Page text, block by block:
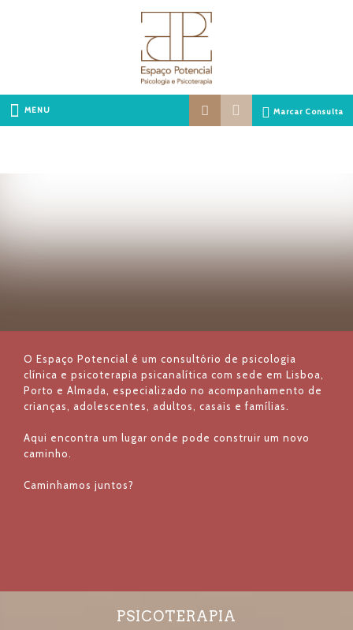
MENU Marcar Consulta
O Espaço Potencial é um consultório de psicologia
clínica e psicoterapia psicanalítica com sede em Lisboa,
Porto e Almada, especializado no acompanhamento de
crianças, adolescentes, adultos, casais e famílias.
Aqui encontra um lugar onde pode construir um novo
caminho.
Caminhamos juntos?
PSICOTERAPIA